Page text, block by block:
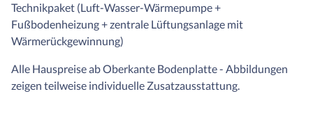
Technikpaket (Luft-Wasser-Wärmepumpe +
Fußbodenheizung + zentrale Lüftungsanlage mit
Wärmerückgewinnung)
Alle Hauspreise ab Oberkante Bodenplatte - Abbildungen
zeigen teilweise individuelle Zusatzausstattung.